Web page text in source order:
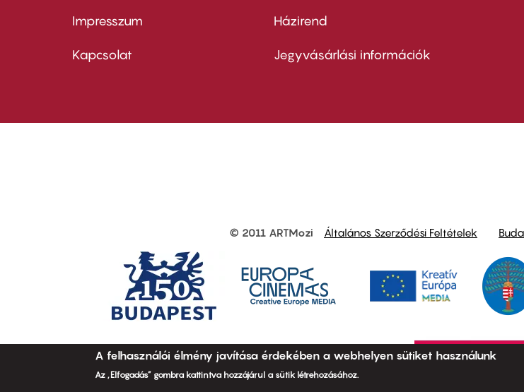
Footer
menu
Impresszum
Kapcsolat
Footer
menu
Házirend
Jegyvásárlási információk
other
© 2011 ARTMozi Általános Szerződési Feltételek
A felhasználói élmény javítása érdekében a webhelyen sütiket használunk
Az „Elfogadás” gombra kattintva hozzájárul a sütik létrehozásához.